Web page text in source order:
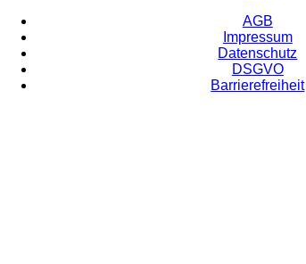
AGB
Impressum
Datenschutz
DSGVO
Barrierefreiheit